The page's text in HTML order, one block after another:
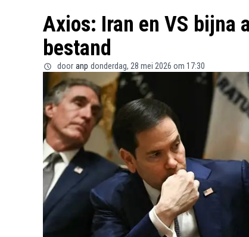
Axios: Iran en VS bijna
bestand
door anp donderdag, 28 mei 2026 om 17:30